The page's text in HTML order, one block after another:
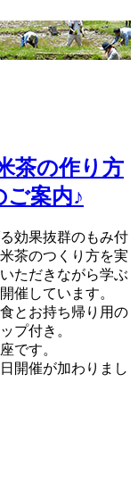
茶の作り方
ご案内♪
効果抜群のもみ付
茶のつくり方を実
ただきながら学ぶ
催しています。
とお持ち帰り用の
プ付き。
です。
開催が加わりまし